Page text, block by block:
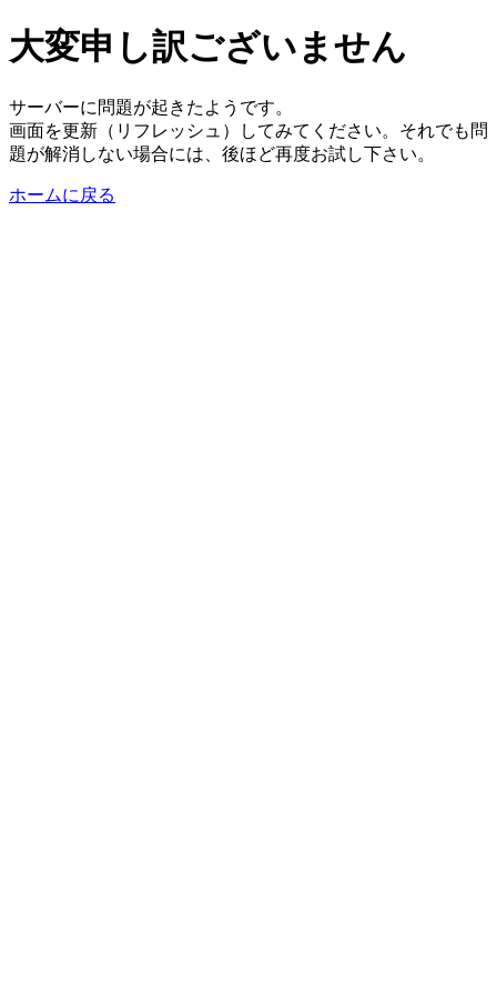
大変申し訳ございません
サーバーに問題が起きたようです。
画面を更新（リフレッシュ）してみてください。それでも問
題が解消しない場合には、後ほど再度お試し下さい。
ホームに戻る